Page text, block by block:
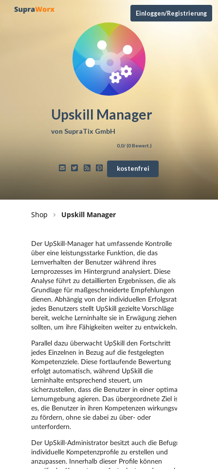
Einloggen/Registrierung
Upskill Manager
von SupraTix GmbH
0,0/ (0Bewert.)
kostenfrei
Shop Upskill Manager